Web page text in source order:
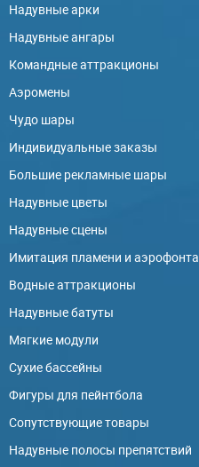
Надувные арки
Надувные ангары
Командные аттракционы
Аэромены
Чудо шары
Индивидуальные заказы
Большие рекламные шары
Надувные цветы
Надувные сцены
Имитация пламени и
Водные аттракционы
Надувные батуты
Мягкие модули
Сухие бассейны
Фигуры для пейнтбола
Сопутствующие товары
Надувные полосы препятствий